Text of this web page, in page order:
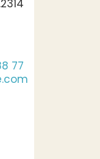
77